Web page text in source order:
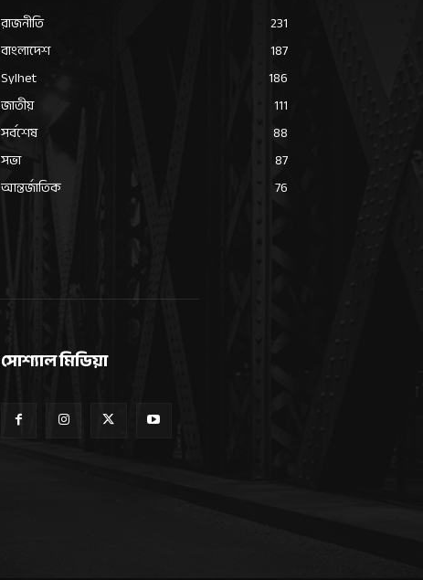
রাজনীতি
231
বাংলাদেশ
187
Sylhet
186
জাতীয়
111
সর্বশেষ
88
সভা
87
আন্তর্জাতিক
76
সোশ্যাল মিডিয়া